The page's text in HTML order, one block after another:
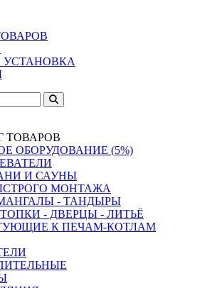
ТОВАРОВ
ОБОРУДОВАНИЕ (5%)
И САУНЫ
МОНТАЖА
- ТАНДЫРЫ
- ДВЕРЦЫ - ЛИТЬЁ
К ПЕЧАМ-КОТЛАМ